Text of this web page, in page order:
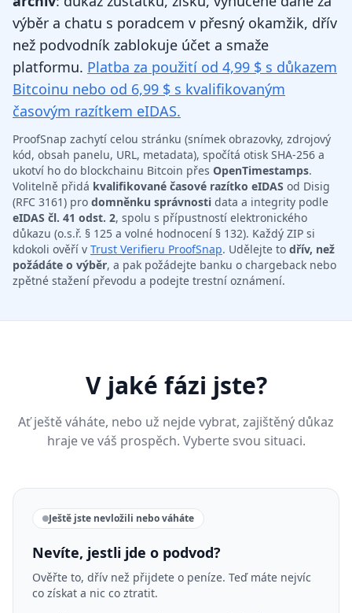
výběr a chatu s poradcem v přesný okamžik, dřív
než podvodník zablokuje účet a smaže
platformu. Platba za použití od 4,99 $ s důkazem
Bitcoinu nebo od 6,99 $ s kvalifikovaným
časovým razítkem eIDAS.
ProofSnap zachytí celou stránku (snímek obrazovky, zdrojový
kód, obsah panelu, URL, metadata), spočítá otisk SHA-256 a
ukotví ho do blockchainu Bitcoin přes OpenTimestamps.
Volitelně přidá kvalifikované časové razítko eIDAS od Disig
(RFC 3161) pro domněnku správnosti data a integrity podle
eIDAS čl. 41 odst. 2, spolu s přípustností elektronického
důkazu (o.s.ř. § 125 a volné hodnocení § 132). Každý ZIP si
kdokoli ověří v Trust Verifieru ProofSnap. Udělejte to dřív, než
požádáte o výběr, a pak požádejte banku o chargeback nebo
zpětné stažení převodu a podejte trestní oznámení.
V jaké fázi jste?
Ať ještě váháte, nebo už nejde vybrat, zajištěný důkaz
hraje ve váš prospěch. Vyberte svou situaci.
Ještě jste nevložili nebo váháte
Nevíte, jestli jde o podvod?
Ověřte to, dřív než přijdete o peníze. Teď máte nejvíc
co získat a nic co ztratit.